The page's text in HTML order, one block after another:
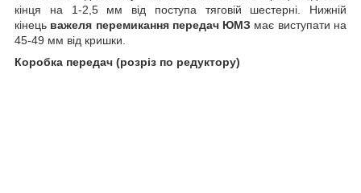
кінця на 1-2,5 мм від поступа тяговій шестерні. Нижній
кінець важеля перемикання передач ЮМЗ має виступати на
45-49 мм від кришки.
Коробка передач (розріз по редуктору)